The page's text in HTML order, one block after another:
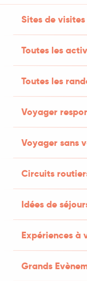
Sites de visites
Toutes les
Toutes les
Voyager
Voyager sans
Circuits
Idées de
Expériences à
Grands
DE